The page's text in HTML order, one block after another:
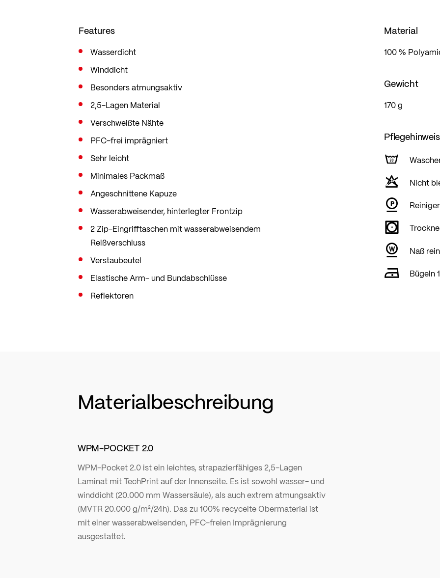
Features
Wasserdicht
Winddicht
Besonders atmungsaktiv
2,5-Lagen Material
Verschweißte Nähte
PFC-frei imprägniert
Sehr leicht
Minimales Packmaß
Angeschnittene Kapuze
Wasserabweisender, hinterlegter Frontzip
2 Zip-Eingrifftaschen mit wasserabweisendem
Reißverschluss
Verstaubeutel
Elastische Arm- und Bundabschlüsse
Reflektoren
Material
100 %
Gewicht
170 g
Nicht
Naß
Bügeln
Materialbeschreibung
WPM-POCKET 2.0
WPM-Pocket 2.0 ist ein leichtes, strapazierfähiges 2,5-Lagen
Laminat mit TechPrint auf der Innenseite. Es ist sowohl wasser- und
winddicht (20.000 mm Wassersäule), als auch extrem atmungsaktiv
(MVTR 20.000 g/m²/24h). Das zu 100% recycelte Obermaterial ist
mit einer wasserabweisenden, PFC-freien Imprägnierung
ausgestattet.